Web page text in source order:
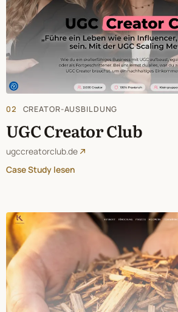
02 CREATOR-AUSBILDUNG
UGC Creator Club
ugccreatorclub.de
Case Study lesen